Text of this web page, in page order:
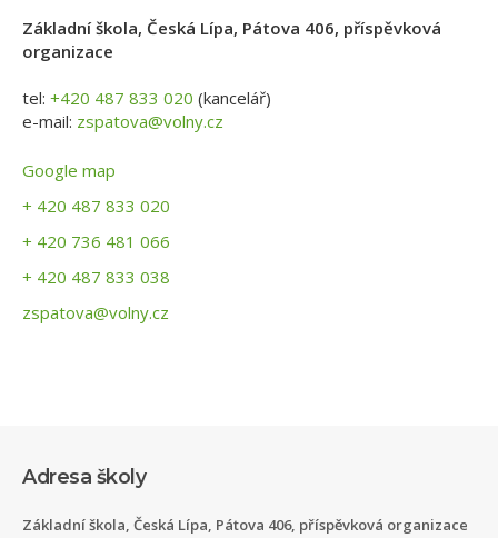
Základní škola, Česká Lípa, Pátova 406, příspěvková
organizace
tel: +420 487 833 020 (kancelář)
e-mail: zspatova@volny.cz
Google map
+ 420 487 833 020
+ 420 736 481 066
+ 420 487 833 038
zspatova@volny.cz
Adresa školy
Základní škola, Česká Lípa, Pátova 406, příspěvková organizace